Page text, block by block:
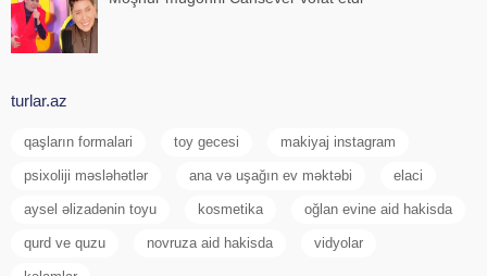
turlar.az
qaşların formalari toy gecesi makiyaj instagram
psixoliji məsləhətlər ana və uşağın ev məktəbi elaci
aysel əlizadənin toyu kosmetika oğlan evine aid hakisda
qurd ve quzu novruza aid hakisda vidyolar